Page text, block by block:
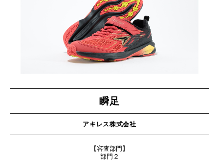
瞬足
アキレス株式会社
【審査部門】
部門２